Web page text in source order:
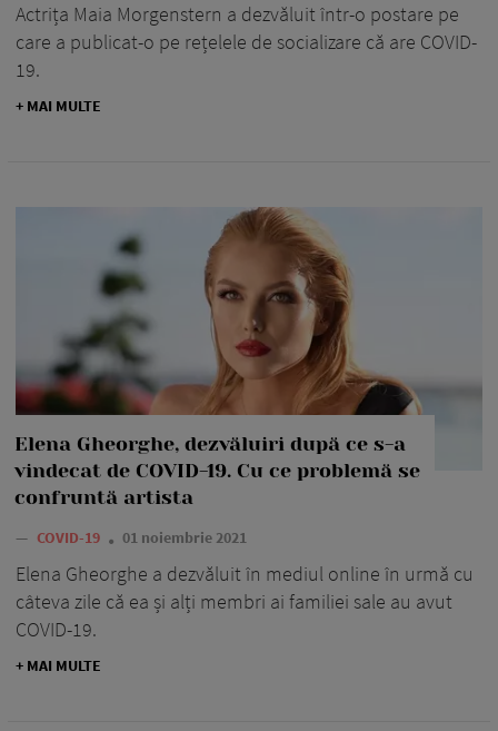
Actrița Maia Morgenstern a dezvăluit într-o postare pe
care a publicat-o pe rețelele de socializare că are COVID-
19.
+ MAI MULTE
Elena Gheorghe, dezvăluiri după ce s-a
vindecat de COVID-19. Cu ce problemă se
confruntă artista
— COVID-19 01 noiembrie 2021
Elena Gheorghe a dezvăluit în mediul online în urmă cu
câteva zile că ea și alți membri ai familiei sale au avut
COVID-19.
+ MAI MULTE